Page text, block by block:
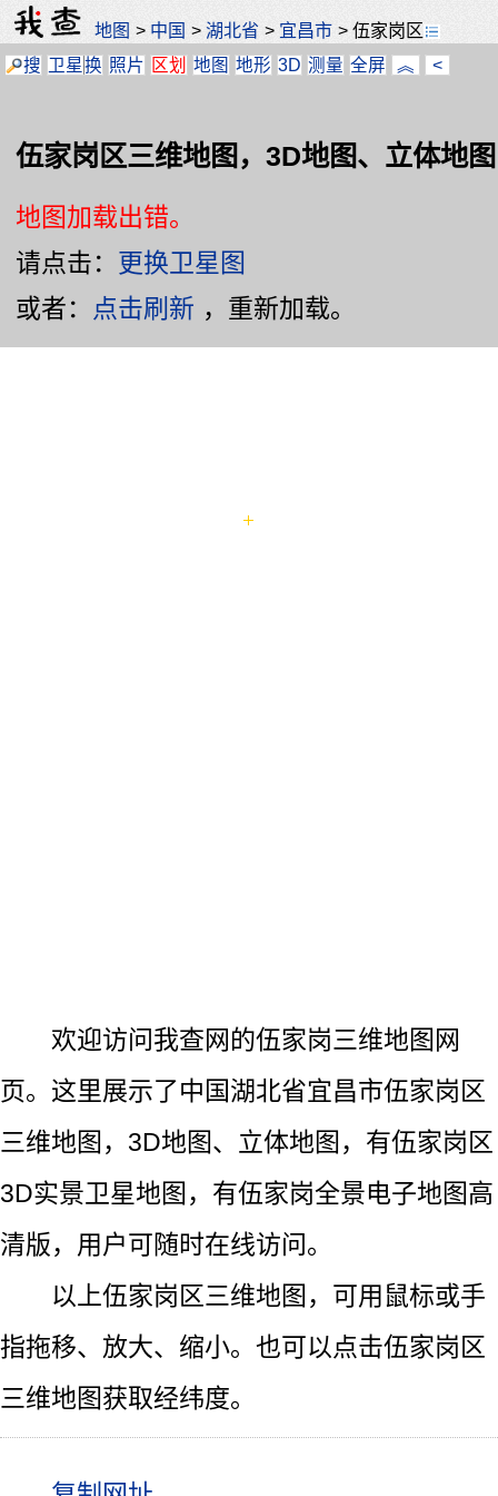
地图 > 中国 >湖北省 > 宜昌市 >伍家岗区
搜 卫星换 照片 区划 地图 地形 3D 测量 全屏 ︽ <
伍家岗区三维地图，3D地图、立体地图
地图加载出错。
请点击： 更换卫星图
或者： 点击刷新 ，重新加载。
欢迎访问我查网的伍家岗三维地图网
页。这里展示了中国湖北省宜昌市伍家岗区
三维地图，3D地图、立体地图，有伍家岗区
3D实景卫星地图，有伍家岗全景电子地图高
清版，用户可随时在线访问。
以上伍家岗区三维地图，可用鼠标或手
指拖移、放大、缩小。也可以点击伍家岗区
三维地图获取经纬度。